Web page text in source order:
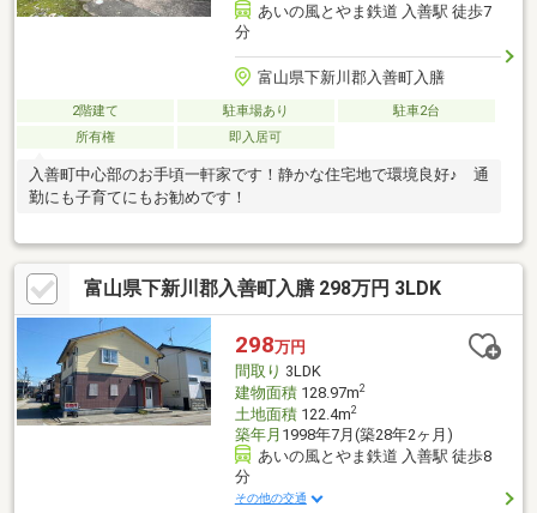
あいの風とやま鉄道 入善駅 徒歩7
分
富山県下新川郡入善町入膳
2階建て 駐車場あり
駐車2台
所有権
即入居可
入善町中心部のお手頃一軒家です！静かな住宅地で環境良好♪ 通
勤にも子育てにもお勧めです！
富山県下新川郡入善町入膳 298万円 3LDK
298万円
間取り 3LDK
建物面積128.97m2
土地面積122.4m2
築年月 1998年7月(築28年2ヶ月)
あいの風とやま鉄道 入善駅 徒歩8
分
その他の交通